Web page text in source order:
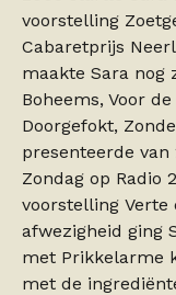
voorstelling
Cabaretprijs
maakte Sara nog
Boheems, Voor
Doorgefokt,
presenteerde van
Zondag op Radio
voorstelling Verte
afwezigheid ging
met Prikkelarme
met de